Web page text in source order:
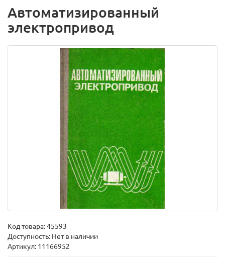
Автоматизированный
электропривод
Код товара:45593
Доступность: Нет в наличии
Артикул: 11166952